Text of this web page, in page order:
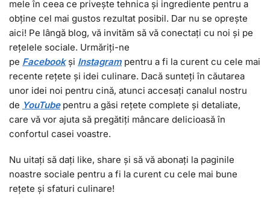
mele în ceea ce privește tehnica și ingrediente pentru a
obține cel mai gustos rezultat posibil. Dar nu se oprește
aici! Pe lângă blog, vă invităm să vă conectați cu noi și pe
rețelele sociale. Urmăriți-ne
pe Facebookși Instagram pentru a fi la curent cu cele mai
recente rețete și idei culinare. Dacă sunteți în căutarea
unor idei noi pentru cină, atunci accesați canalul nostru
de YouTubepentru a găsi rețete complete și detaliate,
care vă vor ajuta să pregătiți mâncare delicioasă în
confortul casei voastre.
Nu uitați să dați like, share și să vă abonați la paginile
noastre sociale pentru a fi la curent cu cele mai bune
rețete și sfaturi culinare!